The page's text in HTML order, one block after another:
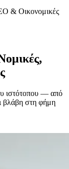
& Οικονομικές
ιστότοπου — από
βλάβη στη φήμη